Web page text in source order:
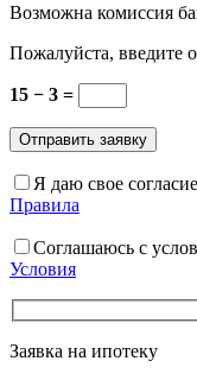
Возможна комиссия
Пожалуйста, введите
15 − 3 =
Я даю свое
Правила
Соглашаюсь с
Условия
Заявка на ипотеку